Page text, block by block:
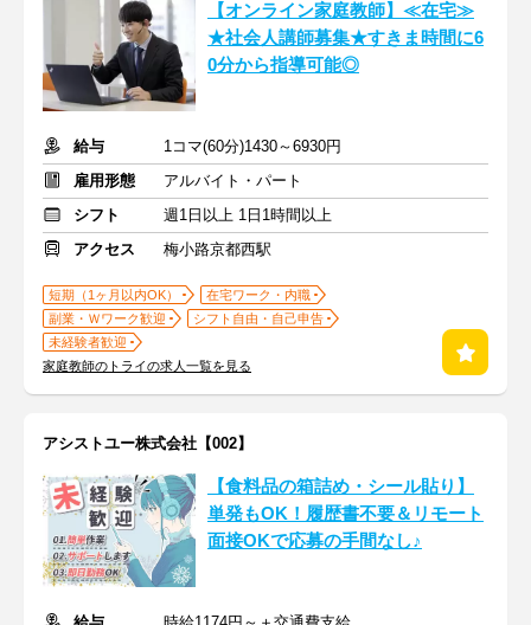
【オンライン家庭教師】≪在宅≫
★社会人講師募集★すきま時間に6
0分から指導可能◎
給与
1コマ(60分)1430～6930円
雇用形態
アルバイト・パート
シフト
週1日以上 1日1時間以上
アクセス
梅小路京都西駅
短期（1ヶ月以内OK）
在宅ワーク・内職
副業・Ｗワーク歓迎
シフト自由・自己申告
未経験者歓迎
家庭教師のトライの求人一覧を見る
アシストユー株式会社【002】
【食料品の箱詰め・シール貼り】
単発もOK！履歴書不要＆リモート
面接OKで応募の手間なし♪